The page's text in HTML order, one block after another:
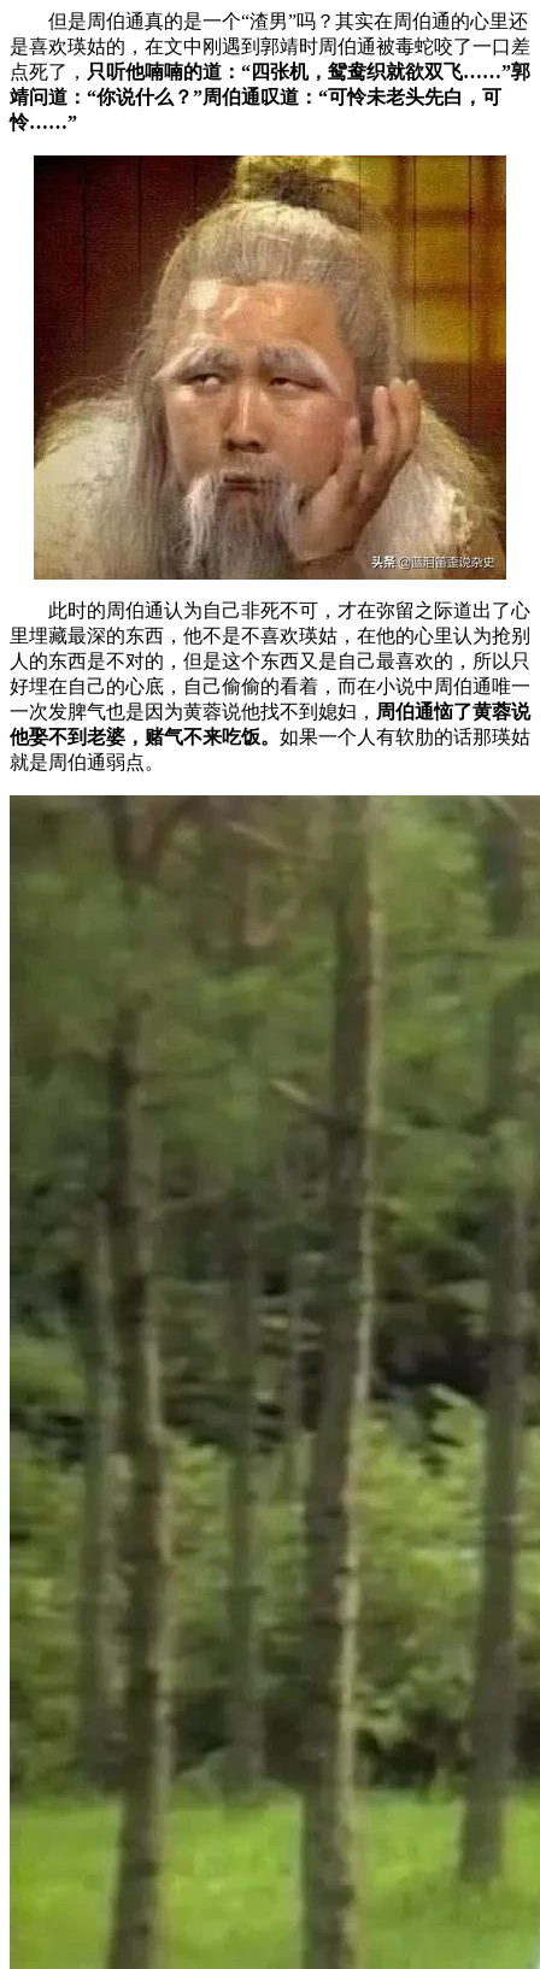
但是周伯通真的是一个“渣男”吗？其实在周伯通的心里还
是喜欢瑛姑的，在文中刚遇到郭靖时周伯通被毒蛇咬了一口差
点死了， 只听他喃喃的道：“四张机，鸳鸯织就欲双飞……”郭
靖问道：“你说什么？”周伯通叹道：“可怜未老头先白，可
怜……”
此时的周伯通认为自己非死不可，才在弥留之际道出了心
里埋藏最深的东西，他不是不喜欢瑛姑，在他的心里认为抢别
人的东西是不对的，但是这个东西又是自己最喜欢的，所以只
好埋在自己的心底，自己偷偷的看着，而在小说中周伯通唯一
一次发脾气也是因为黄蓉说他找不到媳妇， 周伯通恼了黄蓉说
他娶不到老婆，赌气不来吃饭。 如果一个人有软肋的话那瑛姑
就是周伯通弱点。